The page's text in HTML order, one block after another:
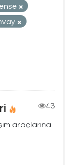
43
araçlarına